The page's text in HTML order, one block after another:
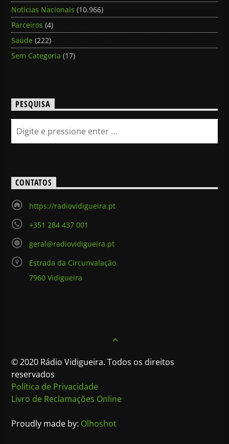
Notícias Nacionais (10.966)
Parceiros (4)
Saúde (222)
Sem Categoria (17)
PESQUISA
CONTATOS
https://radiovidigueira.pt
+351 284 437 001
geral@radiovidigueira.pt
Estrada da Circunvalação
7960 Vidigueira
© 2020 Rádio Vidigueira. Todos os direitos
reservados
Política de Privacidade
Livro de Reclamações Online
Proudly made by: Olhoshot